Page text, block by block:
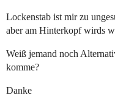
Lockenstab ist mir zu
aber am Hinterkopf wirds
Weiß jemand noch
komme?
Danke